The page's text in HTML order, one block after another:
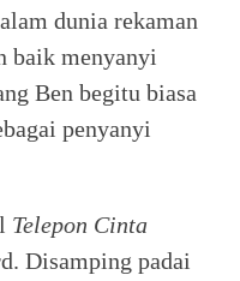
dunia rekaman
baik menyanyi
Ben begitu biasa
penyanyi
Telepon Cinta
Disamping padai